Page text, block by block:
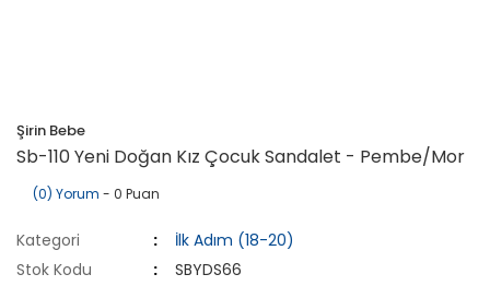
Şirin Bebe
Sb-110 Yeni Doğan Kız Çocuk Sandalet - Pembe/Mor
(0) Yorum - 0 Puan
Kategori
İlk Adım (18-20)
Stok Kodu
SBYDS66